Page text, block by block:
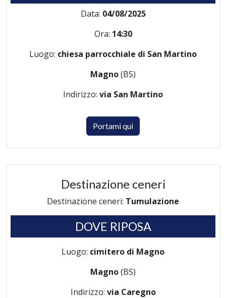
Data: 04/08/2025
Ora: 14:30
Luogo: chiesa parrocchiale di San Martino
Magno(BS)
Indirizzo: via San Martino
Portami qui
Destinazione ceneri
Destinazione ceneri: Tumulazione
DOVE RIPOSA
Luogo: cimitero di Magno
Magno(BS)
Indirizzo: via Caregno